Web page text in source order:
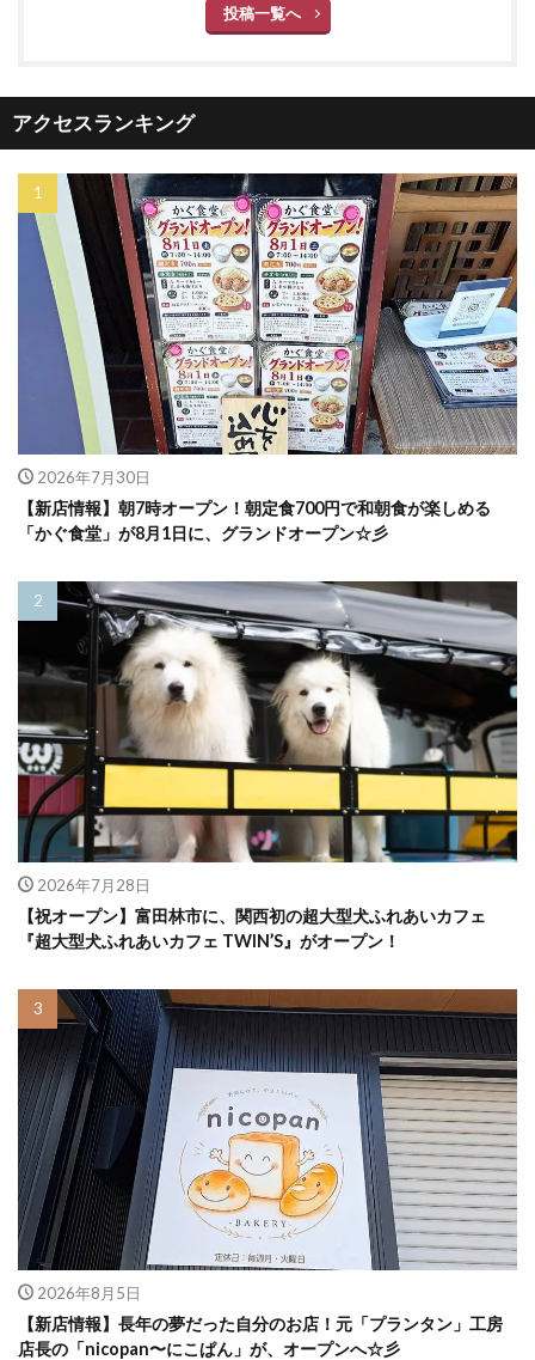
投稿一覧へ
アクセスランキング
2026年7月30日
【新店情報】朝7時オープン！朝定食700円で和朝食が楽しめる
「かぐ食堂」が8月1日に、グランドオープン☆彡
2026年7月28日
【祝オープン】富田林市に、関西初の超大型犬ふれあいカフェ
『超大型犬ふれあいカフェ TWIN’S』がオープン！
2026年8月5日
【新店情報】長年の夢だった自分のお店！元「プランタン」工房
店長の「nicopan〜にこぱん」が、オープンへ☆彡